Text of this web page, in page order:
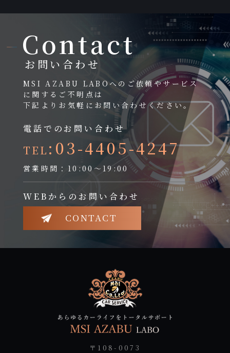
Contact
お問い合わせ
MSI AZABU LABOへのご依頼やサービス
に関するご不明点は
下記よりお気軽にお問い合わせください。
電話でのお問い合わせ
TEL :03-4405-4247
営業時間：10:00～19:00
WEBからのお問い合わせ
CONTACT
〒108-0073